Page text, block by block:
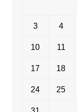
3 4
10 11
17 18
24 25